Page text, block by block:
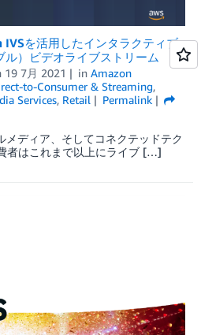
を活用したインタラクティブ
）ビデオライブストリーム
19 7月 2021 in Amazon
to-Consumer & Streaming,
Services, Retail
Permalink
メディア、そしてコネクテッドテク
者はこれまで以上にライブ […]